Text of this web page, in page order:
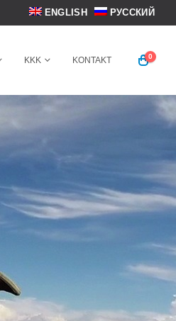
ENGLISH РУССКИЙ
KKK KONTAKT 0